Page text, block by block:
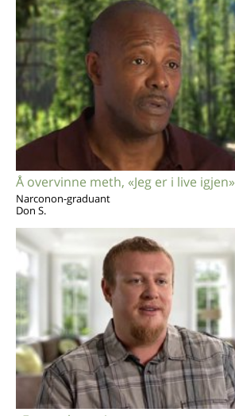
Å overvinne meth, «Jeg er i live igjen»
Narconon-graduant
Don S.